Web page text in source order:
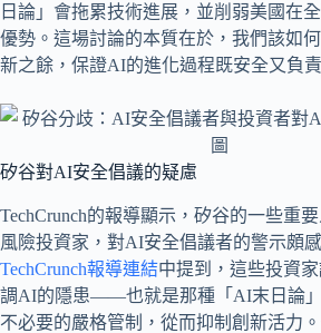
日論」會拖累技術進展，並削弱美國在
優勢。這場討論的本質在於，我們該如
新之餘，保證AI的進化過程既安全又負責
矽谷對AI安全倡議的疑慮
TechCrunch的報導顯示，矽谷的一些重
風險投資家，對AI安全倡議者的警示頗
TechCrunch報導連結中提到，這些投資
調AI的隱患——也就是那種「AI末日論
不必要的嚴格管制，從而抑制創新活力